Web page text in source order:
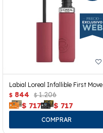
Labial Loreal Infallible First Move
$ 844 $ 1.206
$ 717 $ 717